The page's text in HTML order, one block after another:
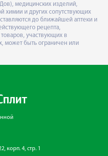
медицинских изделий,
химии и других сопутствующих
до ближайшей аптеки и
рецепта,
участвующих в
может быть ограничен или
корп. 4, стр. 1